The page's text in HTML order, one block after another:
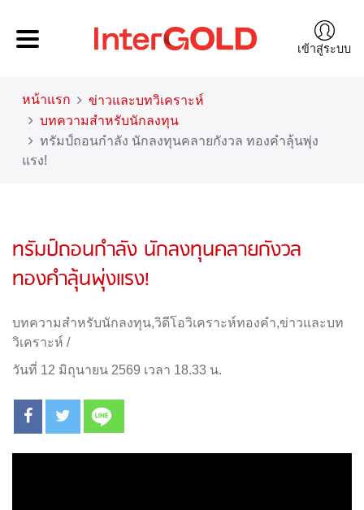
เข้าสู่ระบบ
หน้าแรก
ข่าวและบทวิเคราะห์
บทความสำหรับนักลงทุน
ทรัมป์ถอนกำลัง นักลงทุนคลายกังวล ทองคำลุ้นพุ่ง
แรง!
ทรัมป์ถอนกำลัง นักลงทุนคลายกังวล
ทองคำลุ้นพุ่งแรง!
บทความสำหรับนักลงทุน,วิดีโอวิเคราะห์ทองคำ,ข่าวและบท
วิเคราะห์ /
วันที่ 12 มิถุนายน 2569 เวลา 18.33 น.